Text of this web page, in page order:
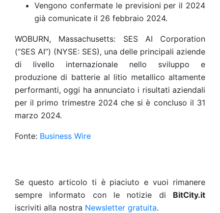
Vengono confermate le previsioni per il 2024
già comunicate il 26 febbraio 2024.
WOBURN, Massachusetts: SES AI Corporation
(“SES AI”) (NYSE: SES), una delle principali aziende
di livello internazionale nello sviluppo e
produzione di batterie al litio metallico altamente
performanti, oggi ha annunciato i risultati aziendali
per il primo trimestre 2024 che si è concluso il 31
marzo 2024.
Fonte: Business Wire
Se questo articolo ti è piaciuto e vuoi rimanere
sempre informato con le notizie di BitCity.it
iscriviti alla nostra Newsletter gratuita.